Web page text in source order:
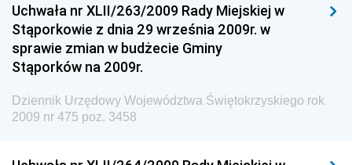
Dziennik Urzędowy Ministerstwa Administracji,
Gospodarki Terenowej i Ochrony Środowiska
Dziennik Urzędowy Ministerstwa Administracji i
Gospodarki Przestrzennej
Dziennik Urzędowy Unii Europejskiej, L
Dziennik Urzędowy Ministerstwa Przemysłu
Uchwała nr XLII/263/2009 Rady Miejskiej w
Stąporkowie z dnia 29 września 2009r. w
sprawie zmian w budżecie Gminy
Stąporków na 2009r.
Dziennik Urzędowy Województwa Świętokrzyskiego rok
2009 nr 475 poz. 3458